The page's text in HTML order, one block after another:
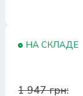
НА СКЛАДЕ
1 947 грн: